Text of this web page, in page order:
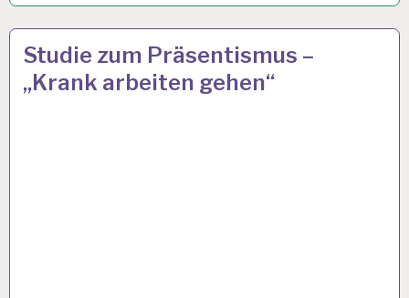
12-
STUNDEN-
ARBEITSTAG…
Studie zum Präsentismus –
„Krank arbeiten gehen“
28 OKT. 2019